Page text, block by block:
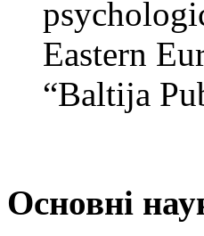
Eastern
“Baltija
Основні